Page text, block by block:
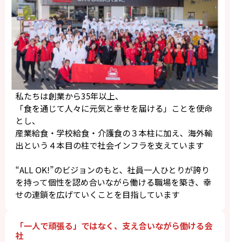
私たちは創業から35年以上、
「食を通じて人々に元気と幸せを届ける」ことを使命
とし、
産業給食・学校給食・介護食の３本柱に加え、海外輸
出という４本目の柱で社会インフラを支えています
“ALL OK!”のビジョンのもと、社員一人ひとりが誇り
を持って個性を認め合いながら働ける職場を築き、幸
せの連鎖を広げていくことを目指しています
「一人で頑張る」ではなく、支え合いながら働ける会
社